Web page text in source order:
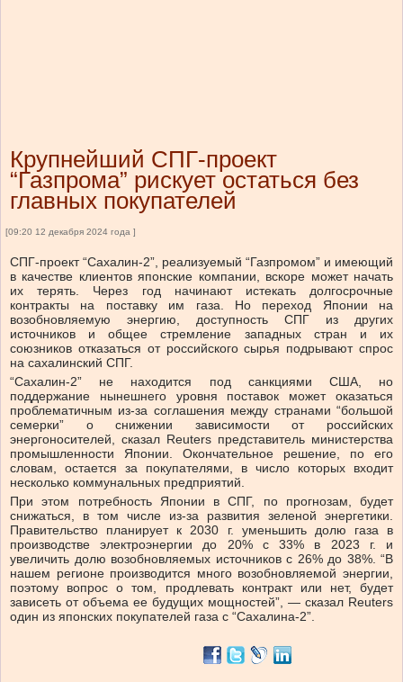
Крупнейший СПГ-проект
“Газпрома” рискует остаться без
главных покупателей
[09:20 12 декабря 2024 года ]
СПГ-проект “Сахалин-2”, реализуемый “Газпромом” и имеющий
в качестве клиентов японские компании, вскоре может начать
их терять. Через год начинают истекать долгосрочные
контракты на поставку им газа. Но переход Японии на
возобновляемую энергию, доступность СПГ из других
источников и общее стремление западных стран и их
союзников отказаться от российского сырья подрывают спрос
на сахалинский СПГ.
“Сахалин-2” не находится под санкциями США, но
поддержание нынешнего уровня поставок может оказаться
проблематичным из-за соглашения между странами “большой
семерки” о снижении зависимости от российских
энергоносителей, сказал Reuters представитель министерства
промышленности Японии. Окончательное решение, по его
словам, остается за покупателями, в число которых входит
несколько коммунальных предприятий.
При этом потребность Японии в СПГ, по прогнозам, будет
снижаться, в том числе из-за развития зеленой энергетики.
Правительство планирует к 2030 г. уменьшить долю газа в
производстве электроэнергии до 20% с 33% в 2023 г. и
увеличить долю возобновляемых источников с 26% до 38%. “В
нашем регионе производится много возобновляемой энергии,
поэтому вопрос о том, продлевать контракт или нет, будет
зависеть от объема ее будущих мощностей”, — сказал Reuters
один из японских покупателей газа с “Сахалина-2”.